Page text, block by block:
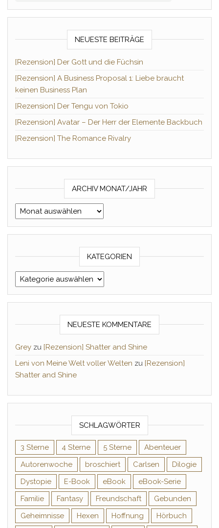
NEUESTE BEITRÄGE
[Rezension] Der Gott und die Füchsin
[Rezension] A Business Proposal 1: Liebe braucht
keinen Business Plan
[Rezension] Der Tengu von Tokio
[Rezension] Avatar – Der Herr der Elemente Backbuch
[Rezension] The Romance Rivalry
ARCHIV MONAT/JAHR
Archiv Monat/Jahr
KATEGORIEN
Kategorien
NEUESTE KOMMENTARE
Grey zu [Rezension] Shatter and Shine
Leni von Meine Welt voller Welten zu [Rezension]
Shatter and Shine
SCHLAGWÖRTER
3 Sterne 4 Sterne 5 Sterne
Abenteuer
Autorenwoche
broschiert Carlsen
Dilogie
Dystopie
E-Book eBook
eBook-Serie
Familie
Fantasy Freundschaft
Gebunden
Geheimnisse
Hexen Hoffnung
Hörbuch